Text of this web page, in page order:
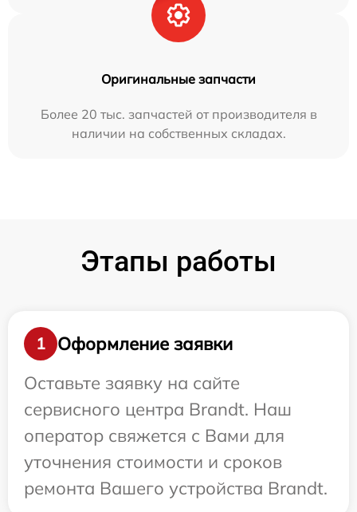
Оригинальные запчасти
Более 20 тыс. запчастей от производителя в
наличии на собственных складах.
Этапы работы
1
Оформление заявки
Оставьте заявку на сайте
сервисного центра Brandt. Наш
оператор свяжется с Вами для
уточнения стоимости и сроков
ремонта Вашего устройства Brandt.